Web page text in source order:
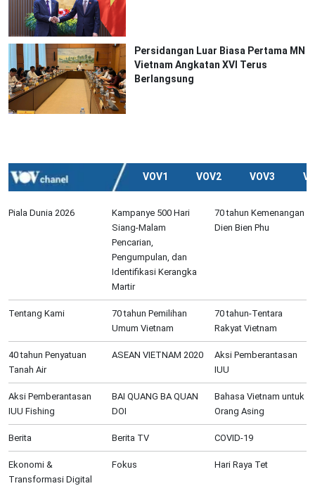
Persidangan Luar Biasa Pertama MN
Vietnam Angkatan XVI Terus
Berlangsung
VOV1 VOV2 VOV3
Piala Dunia 2026
Kampanye 500 Hari
Siang-Malam
Pencarian,
Pengumpulan, dan
Identifikasi Kerangka
Martir
70 tahun Kemenangan
Dien Bien Phu
Tentang Kami
70 tahun Pemilihan
Umum Vietnam
70 tahun-Tentara
Rakyat Vietnam
40 tahun Penyatuan
Tanah Air
ASEAN VIETNAM 2020
Aksi Pemberantasan
IUU
Aksi Pemberantasan
IUU Fishing
BAI QUANG BA QUAN
DOI
Bahasa Vietnam untuk
Orang Asing
Berita Berita TV COVID-19
Ekonomi &
Transformasi Digital
Fokus Hari Raya Tet